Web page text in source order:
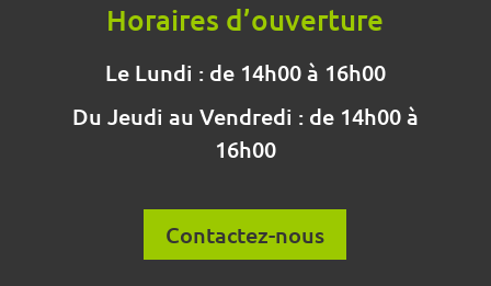
Horaires d’ouverture
Le Lundi : de 14h00 à 16h00
Du Jeudi au Vendredi : de 14h00 à
16h00
Contactez-nous